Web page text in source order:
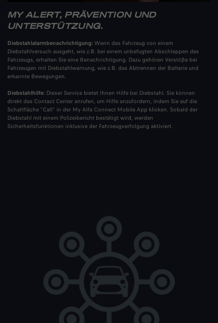
MY ALERT, PRÄVENTION UND
UNTERSTÜTZUNG.
Diebstahlalarmbenachrichtigung: Wenn das Fahrzeug von einem
Diebstahlversuch ausgeht, wie z.B. bei einem unbefugten Abschleppen des
Fahrzeugs, erhalten Sie eine Benachrichtigung. Dazu gehören Verstöße bei
Fahrzeugen mit Diebstahlwarnung, wie z.B. das Abtrennen der Batterie und
erkannte Bewegungen.
Diebstahlhilfe: Dieser Service bietet Ihnen Hilfe bei Diebstahl. Sie können
direkt das Contact Center anrufen, um Hilfe anzufordern, indem Sie auf die
Schaltfläche "Call" in der My Alfa Connect Mobile App klicken. Sobald der
Diebstahl mit einem Polizeibericht bestätigt wird, werden
Sicherheitsfunktionen inklusive der Fahrzeugverfolgung aktiviert.